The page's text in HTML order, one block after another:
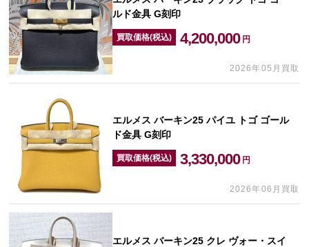
ルド金具 G刻印
買取価格(税込) 4,200,000 円
2026年05月買取
エルメス バーキン25 パイユ トゴ ゴール
ド金具 G刻印
買取価格(税込) 3,330,000 円
2026年06月買取
エルメス バーキン25 クレ ヴォー・スイ